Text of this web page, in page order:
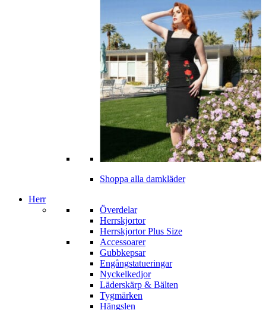
Shoppa alla damkläder
Herr
Överdelar
Herrskjortor
Herrskjortor Plus Size
Accessoarer
Gubbkepsar
Engångstatueringar
Nyckelkedjor
Läderskärp & Bälten
Tygmärken
Hängslen